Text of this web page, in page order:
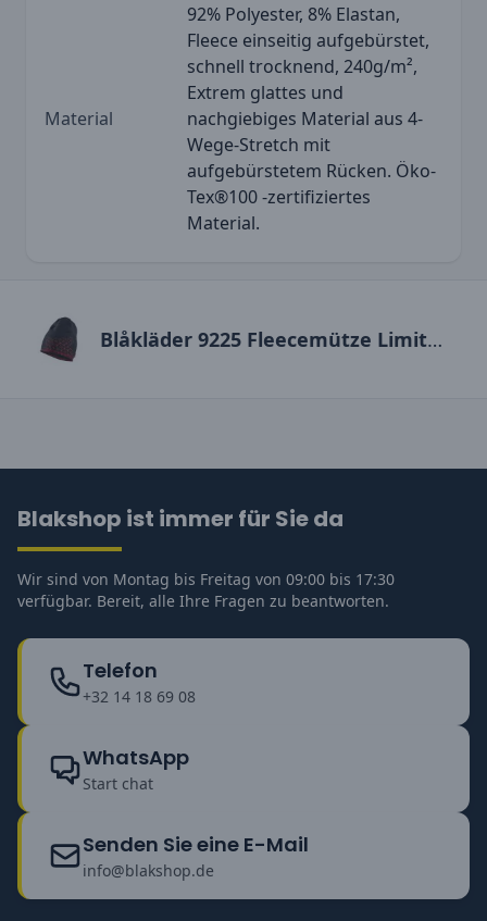
Material
92% Polyester, 8% Elastan,
Fleece einseitig aufgebürstet,
schnell trocknend, 240g/m²,
Extrem glattes und
nachgiebiges Material aus 4-
Wege-Stretch mit
aufgebürstetem Rücken. Öko-
Tex®100 -zertifiziertes
Material.
Blåkläder 9225 Fleecemütze Limited "Hexagon"
Blakshop ist immer für Sie da
Wir sind von Montag bis Freitag von 09:00 bis 17:30
verfügbar. Bereit, alle Ihre Fragen zu beantworten.
Telefon
+32 14 18 69 08
WhatsApp
Start chat
Senden Sie eine E-Mail
info@blakshop.de